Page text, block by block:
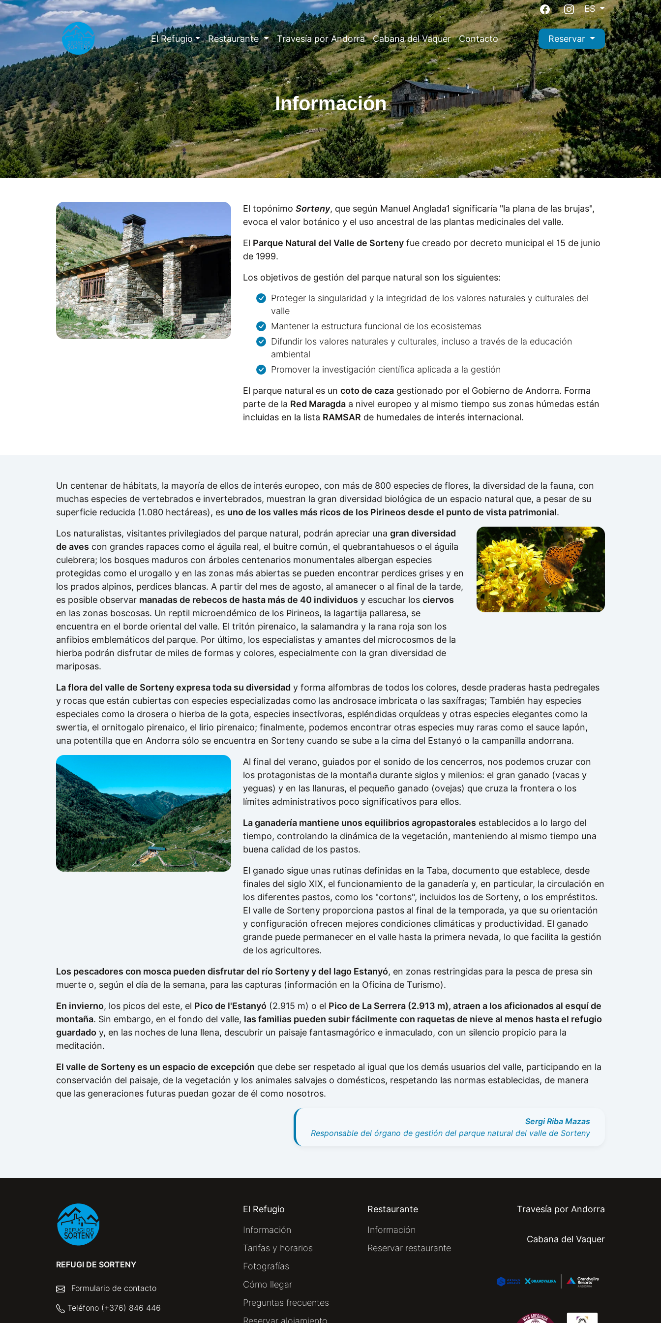
ES
El Refugio Restaurante Travesía por Andorra Cabana del Vaquer Contacto Reservar
Información
El topónimo Sorteny, que según Manuel Anglada1 significaría "la plana de las brujas",
evoca el valor botánico y el uso ancestral de las plantas medicinales del valle.
El Parque Natural del Valle de Sorteny fue creado por decreto municipal el 15 de junio
de 1999.
Los objetivos de gestión del parque natural son los siguientes:
Proteger la singularidad y la integridad de los valores naturales y culturales del
valle
Mantener la estructura funcional de los ecosistemas
Difundir los valores naturales y culturales, incluso a través de la educación
ambiental
Promover la investigación científica aplicada a la gestión
El parque natural es un coto de caza gestionado por el Gobierno de Andorra. Forma
parte de la Red Maragda a nivel europeo y al mismo tiempo sus zonas húmedas están
incluidas en la lista RAMSAR de humedales de interés internacional.
Un centenar de hábitats, la mayoría de ellos de interés europeo, con más de 800 especies de flores, la diversidad de la fauna, con
muchas especies de vertebrados e invertebrados, muestran la gran diversidad biológica de un espacio natural que, a pesar de su
superficie reducida (1.080 hectáreas), es uno de los valles más ricos de los Pirineos desde el punto de vista patrimonial.
Los naturalistas, visitantes privilegiados del parque natural, podrán apreciar una gran diversidad
de aves con grandes rapaces como el águila real, el buitre común, el quebrantahuesos o el águila
culebrera; los bosques maduros con árboles centenarios monumentales albergan especies
protegidas como el urogallo y en las zonas más abiertas se pueden encontrar perdices grises y en
los prados alpinos, perdices blancas. A partir del mes de agosto, al amanecer o al final de la tarde,
es posible observar manadas de rebecos de hasta más de 40 individuos y escuchar los ciervos
en las zonas boscosas. Un reptil microendémico de los Pirineos, la lagartija pallaresa, se
encuentra en el borde oriental del valle. El tritón pirenaico, la salamandra y la rana roja son los
anfibios emblemáticos del parque. Por último, los especialistas y amantes del microcosmos de la
hierba podrán disfrutar de miles de formas y colores, especialmente con la gran diversidad de
mariposas.
La flora del valle de Sorteny expresa toda su diversidad y forma alfombras de todos los colores, desde praderas hasta pedregales
y rocas que están cubiertas con especies especializadas como las androsace imbricata o las saxífragas; También hay especies
especiales como la drosera o hierba de la gota, especies insectívoras, espléndidas orquídeas y otras especies elegantes como la
swertia, el ornitogalo pirenaico, el lirio pirenaico; finalmente, podemos encontrar otras especies muy raras como el sauce lapón,
una potentilla que en Andorra sólo se encuentra en Sorteny cuando se sube a la cima del Estanyó o la campanilla andorrana.
Al final del verano, guiados por el sonido de los cencerros, nos podemos cruzar con
los protagonistas de la montaña durante siglos y milenios: el gran ganado (vacas y
yeguas) y en las llanuras, el pequeño ganado (ovejas) que cruza la frontera o los
límites administrativos poco significativos para ellos.
La ganadería mantiene unos equilibrios agropastorales establecidos a lo largo del
tiempo, controlando la dinámica de la vegetación, manteniendo al mismo tiempo una
buena calidad de los pastos.
El ganado sigue unas rutinas definidas en la Taba, documento que establece, desde
finales del siglo XIX, el funcionamiento de la ganadería y, en particular, la circulación en
los diferentes pastos, como los "cortons", incluidos los de Sorteny, o los empréstitos.
El valle de Sorteny proporciona pastos al final de la temporada, ya que su orientación
y configuración ofrecen mejores condiciones climáticas y productividad. El ganado
grande puede permanecer en el valle hasta la primera nevada, lo que facilita la gestión
de los agricultores.
Los pescadores con mosca pueden disfrutar del río Sorteny y del lago Estanyó, en zonas restringidas para la pesca de presa sin
muerte o, según el día de la semana, para las capturas (información en la Oficina de Turismo).
En invierno, los picos del este, el Pico de l'Estanyó (2.915 m) o el Pico de La Serrera (2.913 m), atraen a los aficionados al esquí de
montaña. Sin embargo, en el fondo del valle, las familias pueden subir fácilmente con raquetas de nieve al menos hasta el refugio
guardado y, en las noches de luna llena, descubrir un paisaje fantasmagórico e inmaculado, con un silencio propicio para la
meditación.
El valle de Sorteny es un espacio de excepción que debe ser respetado al igual que los demás usuarios del valle, participando en la
conservación del paisaje, de la vegetación y los animales salvajes o domésticos, respetando las normas establecidas, de manera
que las generaciones futuras puedan gozar de él como nosotros.
Sergi Riba Mazas
Responsable del órgano de gestión del parque natural del valle de Sorteny
REFUGI DE SORTENY
Formulario de contacto
Teléfono (+376) 846 446
El Refugio
Información
Tarifas y horarios
Fotografías
Cómo llegar
Preguntas frecuentes
Reservar alojamiento
Restaurante
Información
Reservar restaurante
Travesía por Andorra
Cabana del Vaquer